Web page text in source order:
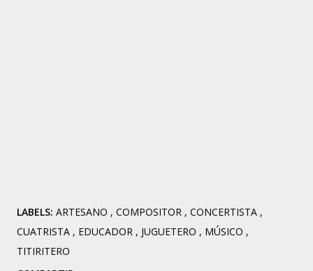
LABELS: ARTESANO COMPOSITOR
CONCERTISTA
CUATRISTA
EDUCADOR JUGUETERO
MÚSICO
TITIRITERO